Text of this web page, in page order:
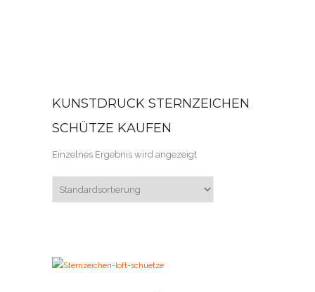
KUNSTDRUCK STERNZEICHEN
SCHÜTZE KAUFEN
Einzelnes Ergebnis wird angezeigt